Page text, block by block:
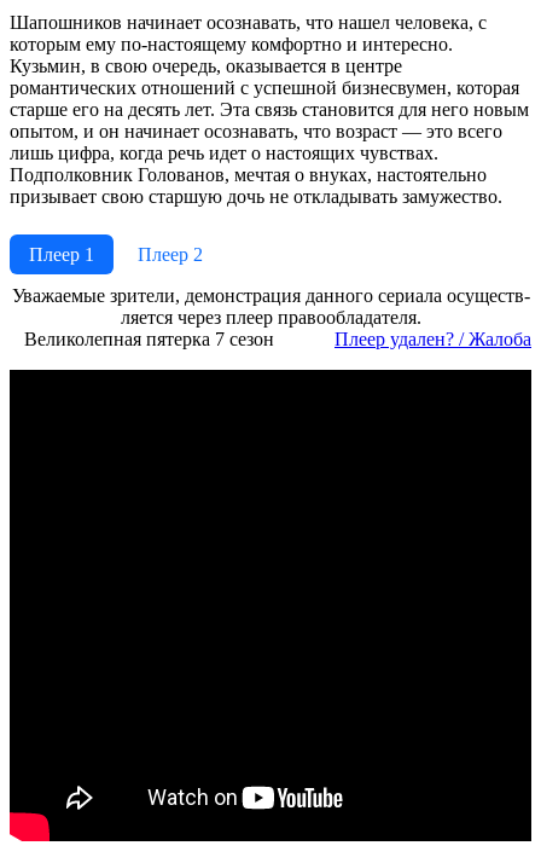
Шапошников начинает осознавать, что нашел человека, с
которым ему по-настоящему комфортно и интересно.
Кузьмин, в свою очередь, оказывается в центре
романтических отношений с успешной бизнесвумен, которая
старше его на десять лет. Эта связь становится для него новым
опытом, и он начинает осознавать, что возраст — это всего
лишь цифра, когда речь идет о настоящих чувствах.
Подполковник Голованов, мечтая о внуках, настоятельно
призывает свою старшую дочь не откладывать замужество.
Плеер 1
Плеер 2
Ува­жае­мые зри­те­ли, де­мон­ст­ра­ция дан­но­го се­риа­ла осу­ще­ст­в­
ля­ет­ся че­рез пле­ер пра­во­об­ла­да­те­ля.
Великолепная пятерка 7 сезон
Пле­ер уда­лен? / Жа­ло­ба